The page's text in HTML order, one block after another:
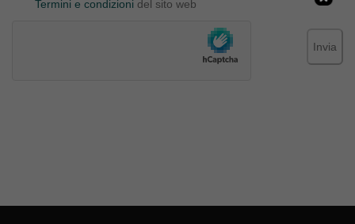
Termini e condizioni del sito web
Invia